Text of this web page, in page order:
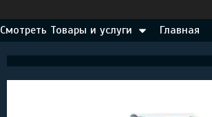
Смотреть Товары и услуги Главная